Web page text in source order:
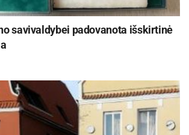
savivaldybei padovanota išskirtinė